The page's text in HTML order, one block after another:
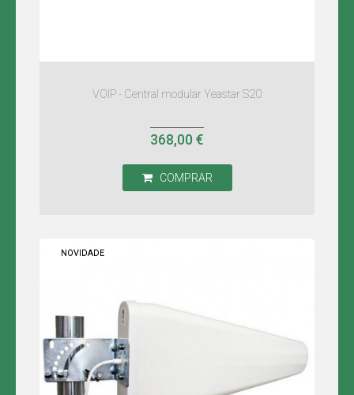
VOIP - Central modular Yeastar S20
368,00 €
COMPRAR
NOVIDADE